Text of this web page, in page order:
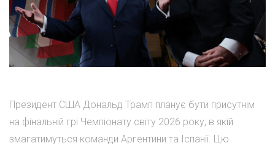
Президент США Дональд Трамп планує бути присутнім
на фінальній грі Чемпіонату світу 2026 року, в якій
змагатимуться команди Аргентини та Іспанії. Цю